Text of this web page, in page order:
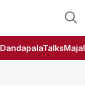
DandapalaTalks